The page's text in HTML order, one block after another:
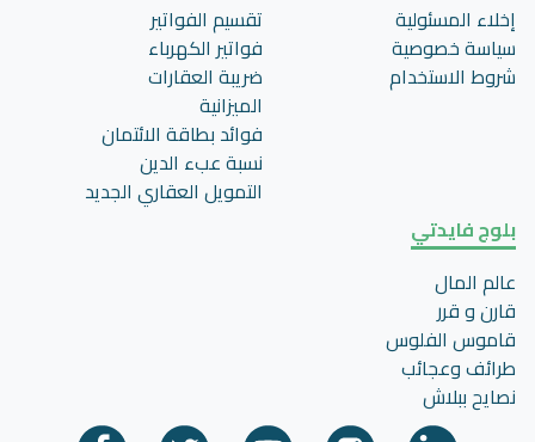
إخلاء المسئولية
سياسة خصوصية
شروط الاستخدام
تقسيم الفواتير
فواتير الكهرباء
ضريبة العقارات
الميزانية
فوائد بطاقة الائتمان
نسبة عبء الدين
التمويل العقاري الجديد
بلوج فايدتي
عالم المال
قارن و قرر
قاموس الفلوس
طرائف وعجائب
نصايح ببلاش